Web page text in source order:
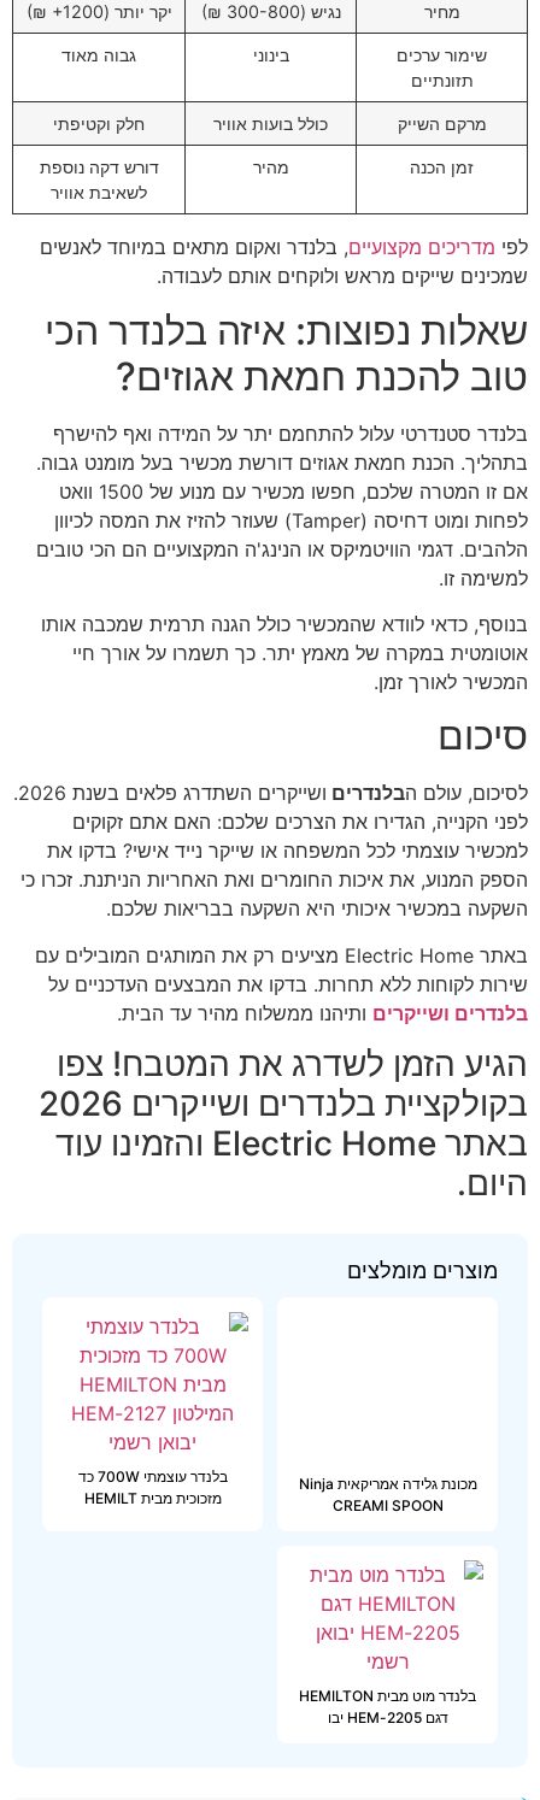
מחיר נגיש (300-800 ₪) יקר יותר (1200+ ₪)
שימור ערכים
תזונתיים
בינוני גבוה מאוד
מרקם השייק כולל בועות אוויר חלק וקטיפתי
זמן הכנה מהיר
דורש דקה נוספת
לשאיבת אוויר
לפי מדריכים מקצועיים, בלנדר ואקום מתאים במיוחד לאנשים
שמכינים שייקים מראש ולוקחים אותם לעבודה.
שאלות נפוצות: איזה בלנדר הכי
טוב להכנת חמאת אגוזים?
בלנדר סטנדרטי עלול להתחמם יתר על המידה ואף להישרף
בתהליך. הכנת חמאת אגוזים דורשת מכשיר בעל מומנט גבוה.
אם זו המטרה שלכם, חפשו מכשיר עם מנוע של 1500 וואט
לפחות ומוט דחיסה (Tamper) שעוזר להזיז את המסה לכיוון
הלהבים. דגמי הוויטמיקס או הנינג'ה המקצועיים הם הכי טובים
למשימה זו.
בנוסף, כדאי לוודא שהמכשיר כולל הגנה תרמית שמכבה אותו
אוטומטית במקרה של מאמץ יתר. כך תשמרו על אורך חיי
המכשיר לאורך זמן.
סיכום
לסיכום, עולם הבלנדרים
ושייקרים השתדרג פלאים בשנת 2026.
לפני הקנייה, הגדירו את הצרכים שלכם: האם אתם זקוקים
למכשיר עוצמתי לכל המשפחה או שייקר נייד אישי? בדקו את
הספק המנוע, את איכות החומרים ואת האחריות הניתנת. זכרו כי
השקעה במכשיר איכותי היא השקעה בבריאות שלכם.
באתר Electric Home מציעים רק את המותגים המובילים עם
שירות לקוחות ללא תחרות. בדקו את המבצעים העדכניים על
בלנדרים ושייקרים ותיהנו ממשלוח מהיר עד הבית.
הגיע הזמן לשדרג את המטבח! צפו
בקולקציית בלנדרים ושייקרים 2026
באתר Electric Home והזמינו עוד
היום.
מוצרים מומלצים
מכונת גלידה אמריקאית Ninja
CREAMI SPOON
בלנדר עוצמתי 700W כד
מזכוכית מבית HEMILT
בלנדר מוט מבית HEMILTON
דגם 2205-HEM יבו